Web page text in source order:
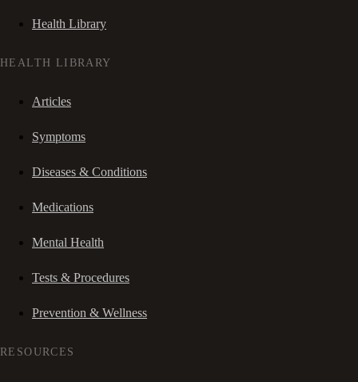
Health Library
HEALTH LIBRARY
Articles
Symptoms
Diseases & Conditions
Medications
Mental Health
Tests & Procedures
Prevention & Wellness
RESOURCES